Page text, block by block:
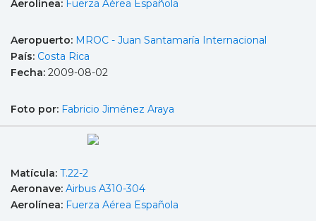
Aerolínea: Fuerza Aérea Española
Aeropuerto: MROC - Juan Santamaría Internacional
País: Costa Rica
Fecha: 2009-08-02
Foto por: Fabricio Jiménez Araya
Matícula: T.22-2
Aeronave: Airbus A310-304
Aerolínea: Fuerza Aérea Española